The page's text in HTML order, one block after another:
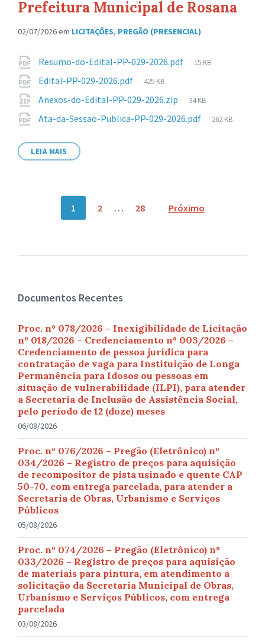
Prefeitura Municipal de Rosana
02/07/2026em LICITAÇÕES, PREGÃO (PRESENCIAL)
Anexos
Resumo-do-Edital-PP-029-2026.pdf
Tamanho
15 KB
Edital-PP-029-2026.pdf
Tamanho
arquivo:
425 KB
Anexos-do-Edital-PP-029-2026.zip
Tamanho
arquivo:
34 KB
Ata-da-Sessao-Publica-PP-029-2026.pdf
Tamanho
262 KB
LEIA MAIS
Navegação
posts
1 2 … 28 Próximo
Documentos Recentes
Proc. nº 078/2026 – Inexigibilidade de Licitação
nº 018/2026 – Credenciamento nº 003/2026 –
Credenciamento de pessoa jurídica para
contratação de vaga para Instituição de Longa
Permanência para Idosos ou pessoas em
situação de vulnerabilidade (ILPI), para atender
a Secretaria de Inclusão de Assistência Social,
pelo período de 12 (doze) meses
06/08/2026
Proc. nº 076/2026 – Pregão (Eletrônico) nº
034/2026 – Registro de preços para aquisição
de recompositor de pista usinado e quente CAP
50-70, com entrega parcelada, para atender a
Secretaria de Obras, Urbanismo e Serviços
Públicos
05/08/2026
Proc. nº 074/2026 – Pregão (Eletrônico) nº
033/2026 – Registro de preços para aquisição
de materiais para pintura, em atendimento a
solicitação da Secretaria Municipal de Obras,
Urbanismo e Serviços Públicos, com entrega
parcelada
03/08/2026